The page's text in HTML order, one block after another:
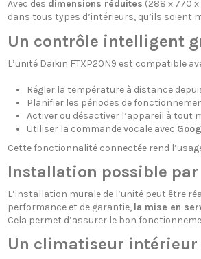
Avec des dimensions réduites (288 x 770
dans tous types d’intérieurs, qu’ils
Un contrôle intelligent
L’unité Daikin FTXP20N9 est compatible
Régler la température à distance
Planifier les périodes de
Activer ou désactiver l’appareil à tout
Utiliser la commande vocale avec
Cette fonctionnalité connectée rend
Installation possible
L’installation murale de l’unité peut être
performance et de garantie, la mise en
Cela permet d’assurer le bon
Un climatiseur